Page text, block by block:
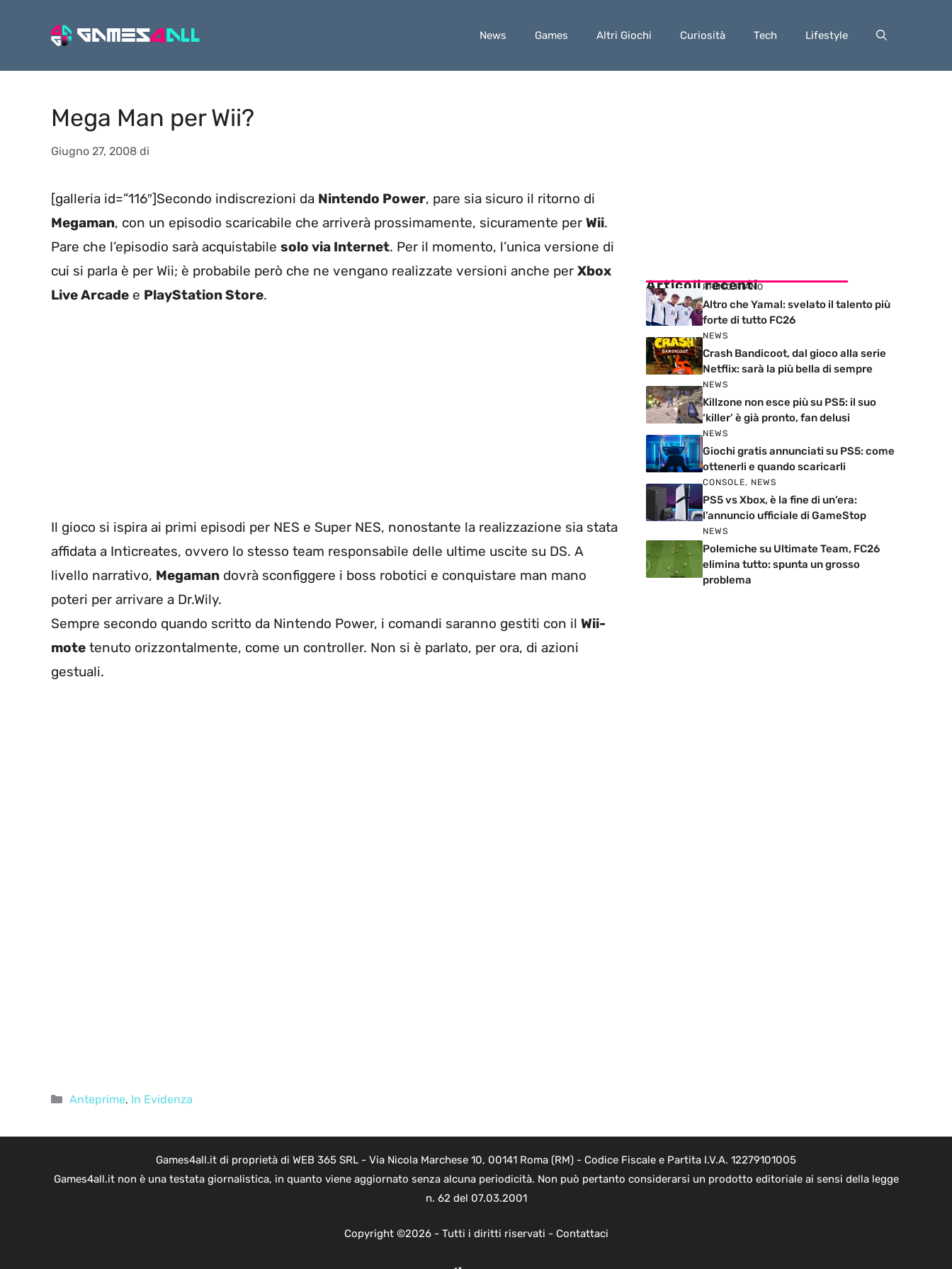
News Games Altri Giochi Curiosità Tech Lifestyle
Mega Man per Wii?
Giugno 27, 2008 di
[galleria id=”116″]Secondo indiscrezioni da Nintendo Power, pare sia sicuro il ritorno di
Megaman, con un episodio scaricabile che arriverà prossimamente, sicuramente per Wii.
Pare che l’episodio sarà acquistabile solo via Internet. Per il momento, l’unica versione di
cui si parla è per Wii; è probabile però che ne vengano realizzate versioni anche per Xbox
Live Arcade e PlayStation Store.
Il gioco si ispira ai primi episodi per NES e Super NES, nonostante la realizzazione sia stata
affidata a Inticreates, ovvero lo stesso team responsabile delle ultime uscite su DS. A
livello narrativo, Megaman dovrà sconfiggere i boss robotici e conquistare man mano
poteri per arrivare a Dr.Wily.
Sempre secondo quando scritto da Nintendo Power, i comandi saranno gestiti con il Wii-
mote tenuto orizzontalmente, come un controller. Non si è parlato, per ora, di azioni
gestuali.
Categorie
Anteprime, In Evidenza
Articoli recenti
PRIMO PIANO
Altro che Yamal: svelato il talento più
forte di tutto FC26
NEWS
Crash Bandicoot, dal gioco alla serie
Netflix: sarà la più bella di sempre
NEWS
Killzone non esce più su PS5: il suo
‘killer’ è già pronto, fan delusi
NEWS
Giochi gratis annunciati su PS5: come
ottenerli e quando scaricarli
CONSOLE, NEWS
PS5 vs Xbox, è la fine di un’era:
l’annuncio ufficiale di GameStop
NEWS
Polemiche su Ultimate Team, FC26
elimina tutto: spunta un grosso
problema
Games4all.it di proprietà di WEB 365 SRL - Via Nicola Marchese 10, 00141 Roma (RM) - Codice Fiscale e Partita I.V.A. 12279101005
Games4all.it non è una testata giornalistica, in quanto viene aggiornato senza alcuna periodicità. Non può pertanto considerarsi un prodotto editoriale ai sensi della legge
n. 62 del 07.03.2001
Copyright ©2026 - Tutti i diritti riservati - Contattaci